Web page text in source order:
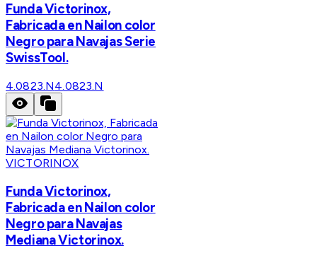
Funda Victorinox,
Fabricada en Nailon color
Negro para Navajas Serie
SwissTool.
4.0823.N4.0823.N
VICTORINOX
Funda Victorinox,
Fabricada en Nailon color
Negro para Navajas
Mediana Victorinox.